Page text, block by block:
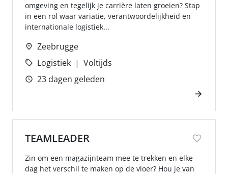
omgeving en tegelijk je carrière laten groeien? Stap
in een rol waar variatie, verantwoordelijkheid en
internationale logistiek...
Zeebrugge
Logistiek
Voltijds
23 dagen geleden
TEAMLEADER
Zin om een magazijnteam mee te trekken en elke
dag het verschil te maken op de vloer? Hou je van